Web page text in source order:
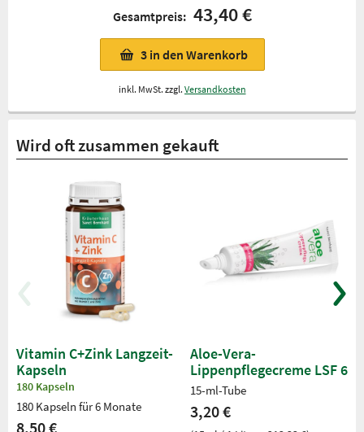
Gesamtpreis: 43,40 €
3 in den Warenkorb
inkl. MwSt. zzgl. Versandkosten
Wird oft zusammen gekauft
Vitamin C+Zink Langzeit-
Kapseln
180 Kapseln
180 Kapseln für 6 Monate
8,50 €
Aloe-Vera-
Lippenpflegecreme LSF 6
15-ml-Tube
3,20 €